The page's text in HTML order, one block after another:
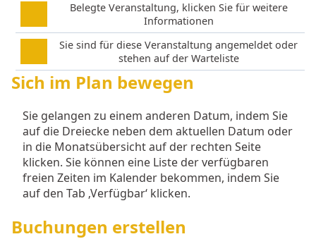
Belegte Veranstaltung, klicken Sie für weitere
Informationen
Sie sind für diese Veranstaltung angemeldet oder
stehen auf der Warteliste
Sich im Plan bewegen
Sie gelangen zu einem anderen Datum, indem Sie
auf die Dreiecke neben dem aktuellen Datum oder
in die Monatsübersicht auf der rechten Seite
klicken. Sie können eine Liste der verfügbaren
freien Zeiten im Kalender bekommen, indem Sie
auf den Tab ‚Verfügbar‘ klicken.
Buchungen erstellen